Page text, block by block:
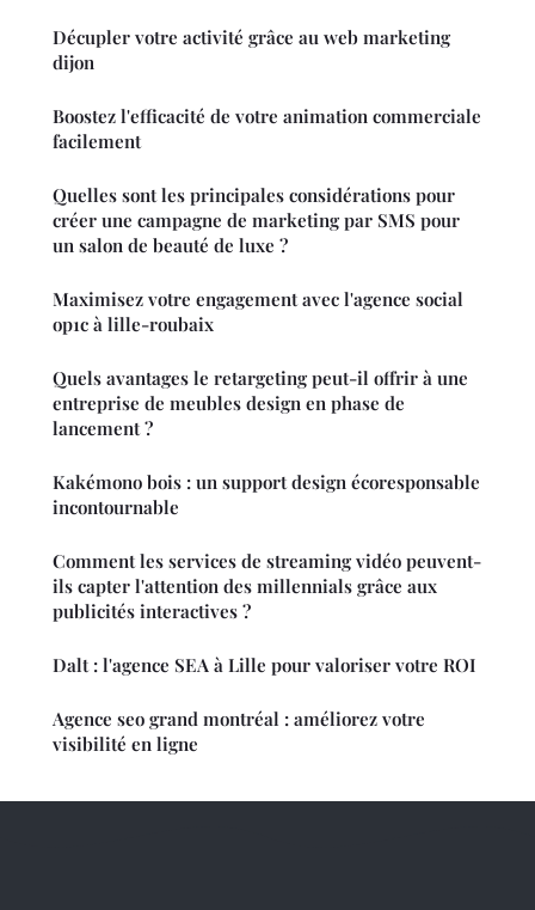
Décupler votre activité grâce au web marketing
dijon
Boostez l'efficacité de votre animation commerciale
facilement
Quelles sont les principales considérations pour
créer une campagne de marketing par SMS pour
un salon de beauté de luxe ?
Maximisez votre engagement avec l'agence social
op1c à lille-roubaix
Quels avantages le retargeting peut-il offrir à une
entreprise de meubles design en phase de
lancement ?
Kakémono bois : un support design écoresponsable
incontournable
Comment les services de streaming vidéo peuvent-
ils capter l'attention des millennials grâce aux
publicités interactives ?
Dalt : l'agence SEA à Lille pour valoriser votre ROI
Agence seo grand montréal : améliorez votre
visibilité en ligne